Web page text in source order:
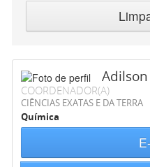
COORDENADOR(A)
CIÊNCIAS EXATAS E DA TERRA
Química